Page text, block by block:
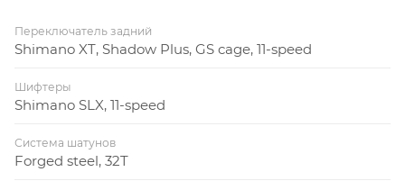
Переключатель задний
Shimano XT, Shadow Plus, GS cage, 11-speed
Шифтеры
Shimano SLX, 11-speed
Система шатунов
Forged steel, 32T